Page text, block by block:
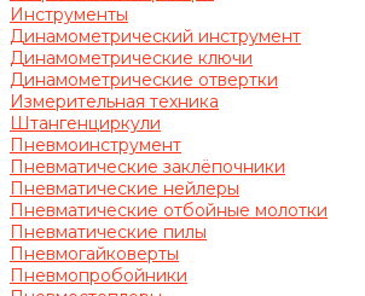
Инструменты
Динамометрический инструмент
Динамометрические ключи
Динамометрические отвертки
Измерительная техника
Штангенциркули
Пневмоинструмент
Пневматические заклёпочники
Пневматические нейлеры
Пневматические отбойные молотки
Пневматические пилы
Пневмогайковерты
Пневмопробойники